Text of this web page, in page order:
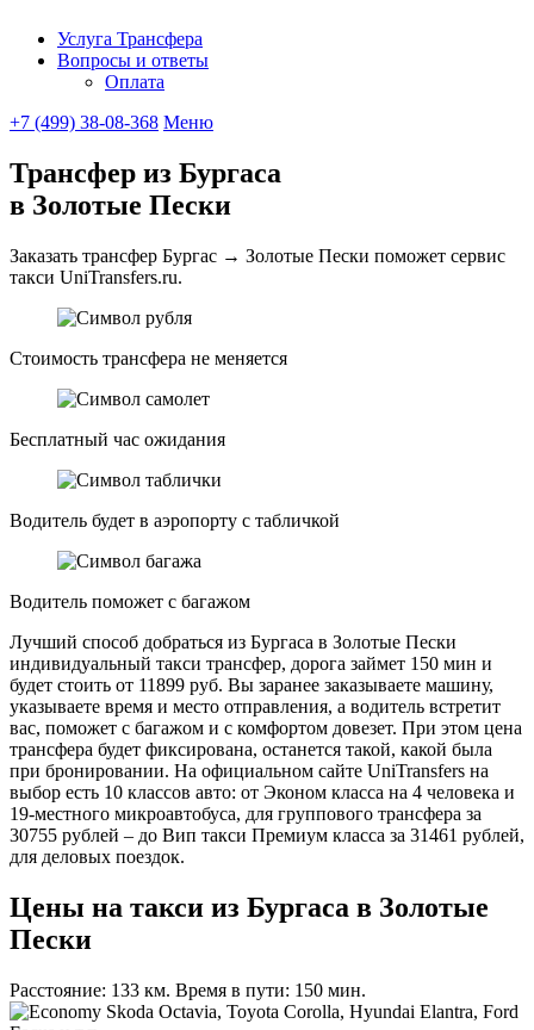
Услуга Трансфера
Вопросы и ответы
Оплата
+7 (499) 38-08-368 Меню
Трансфер из Бургаса
в Золотые Пески
Заказать трансфер Бургас → Золотые Пески поможет сервис
такси UniTransfers.ru.
Стоимость трансфера не меняется
Бесплатный час ожидания
Водитель будет в аэропорту с табличкой
Водитель поможет с багажом
Лучший способ добраться из Бургаса в Золотые Пески
индивидуальный такси трансфер, дорога займет 150 мин и
будет стоить от 11899 руб. Вы заранее заказываете машину,
указываете время и место отправления, а водитель встретит
вас, поможет с багажом и с комфортом довезет. При этом цена
трансфера будет фиксирована, останется такой, какой была
при бронировании. На официальном сайте UniTransfers на
выбор есть 10 классов авто: от Эконом класса на 4 человека и
19-местного микроавтобуса, для группового трансфера за
30755 рублей – до Вип такси Премиум класса за 31461 рублей,
для деловых поездок.
Цены на такси из Бургаса в Золотые
Пески
Расстояние: 133 км. Время в пути: 150 мин.
Skoda Octavia, Toyota Corolla, Hyundai Elantra, Ford